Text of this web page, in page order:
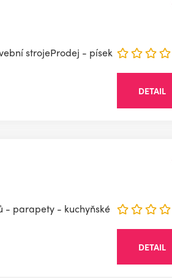
strojeProdej - písek
DETAIL
- parapety - kuchyňské
DETAIL